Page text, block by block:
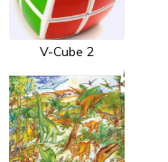
V-Cube 2